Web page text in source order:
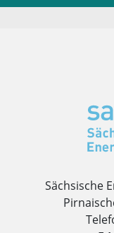
Sächsische